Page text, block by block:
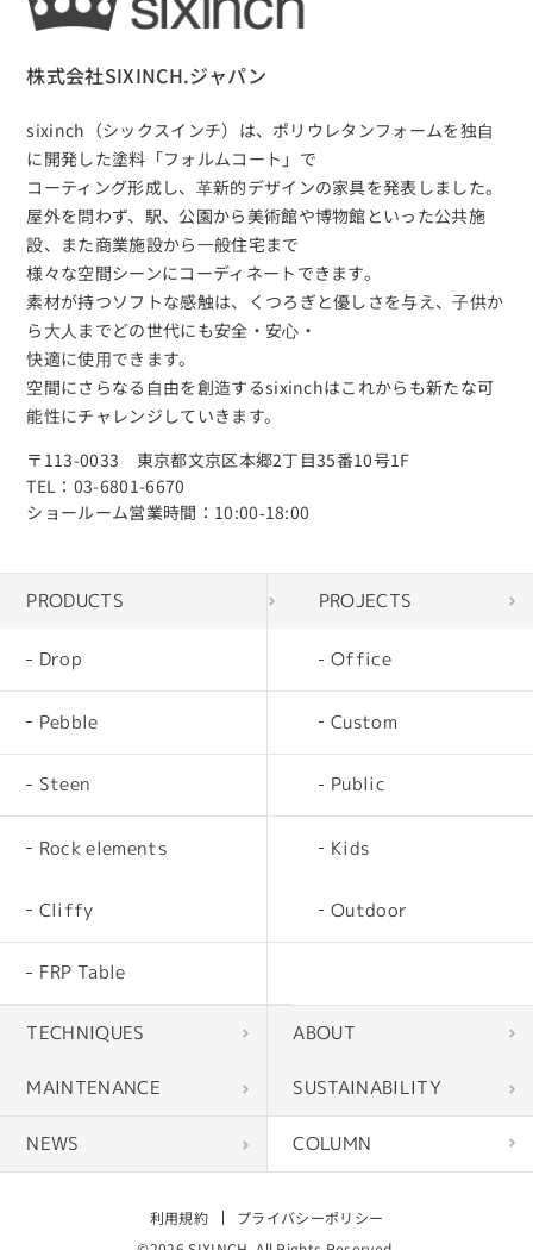
株式会社SIXINCH.ジャパン
sixinch（シックスインチ）は、 ポリウレタンフォームを独⾃
に開発した塗料「フォルムコート」で
コーティング形成し、⾰新的デザインの家具を発表しました。
屋外を問わず、駅、公園から美術館や博物館といった公共施
設、また商業施設から⼀般住宅まで
様々な空間シーンにコーディネートできます。
素材が持つソフトな感触は、くつろぎと優しさを与え、⼦供か
ら⼤⼈までどの世代にも安全・安⼼・
快適に使⽤できます。
空間にさらなる⾃由を創造するsixinchはこれからも新たな可
能性にチャレンジしていきます。
〒113-0033 東京都文京区本郷2丁目35番10号1F
TEL：03-6801-6670
ショールーム営業時間：10:00‐18:00
PRODUCTS
Drop
Pebble
Steen
Rock elements
Cliffy
FRP Table
PROJECTS
Office
Custom
Public
Kids
Outdoor
TECHNIQUES ABOUT
MAINTENANCE SUSTAINABILITY
NEWS COLUMN
利用規約
プライバシーポリシー